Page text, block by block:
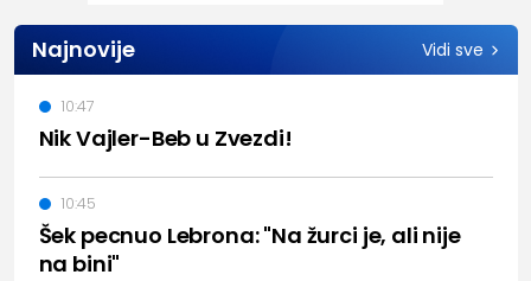
Najnovije Vidi sve
Nik Vajler-Beb u Zvezdi!
10:47
Šek pecnuo Lebrona: "Na žurci je, ali nije
na bini"
10:45